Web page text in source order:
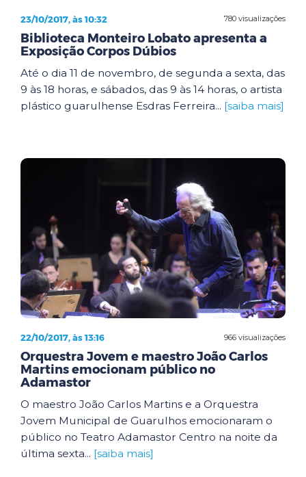
780 visualizações
23/10/2017, às 10:32
Biblioteca Monteiro Lobato apresenta a
Exposição Corpos Dúbios
Até o dia 11 de novembro, de segunda a sexta, das
9 às 18 horas, e sábados, das 9 às 14 horas, o artista
plástico guarulhense Esdras Ferreira... [saiba mais]
966 visualizações
22/10/2017, às 13:16
Orquestra Jovem e maestro João Carlos
Martins emocionam público no
Adamastor
O maestro João Carlos Martins e a Orquestra
Jovem Municipal de Guarulhos emocionaram o
público no Teatro Adamastor Centro na noite da
última sexta... [saiba mais]